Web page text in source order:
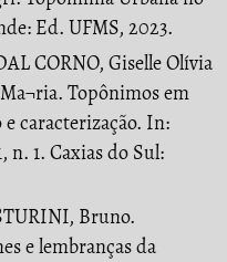
Ed. UFMS, 2023.
CORNO, Giselle Olívia
Topônimos em
caracterização. In:
n. 1. Caxias do Sul:
Bruno.
e lembranças da